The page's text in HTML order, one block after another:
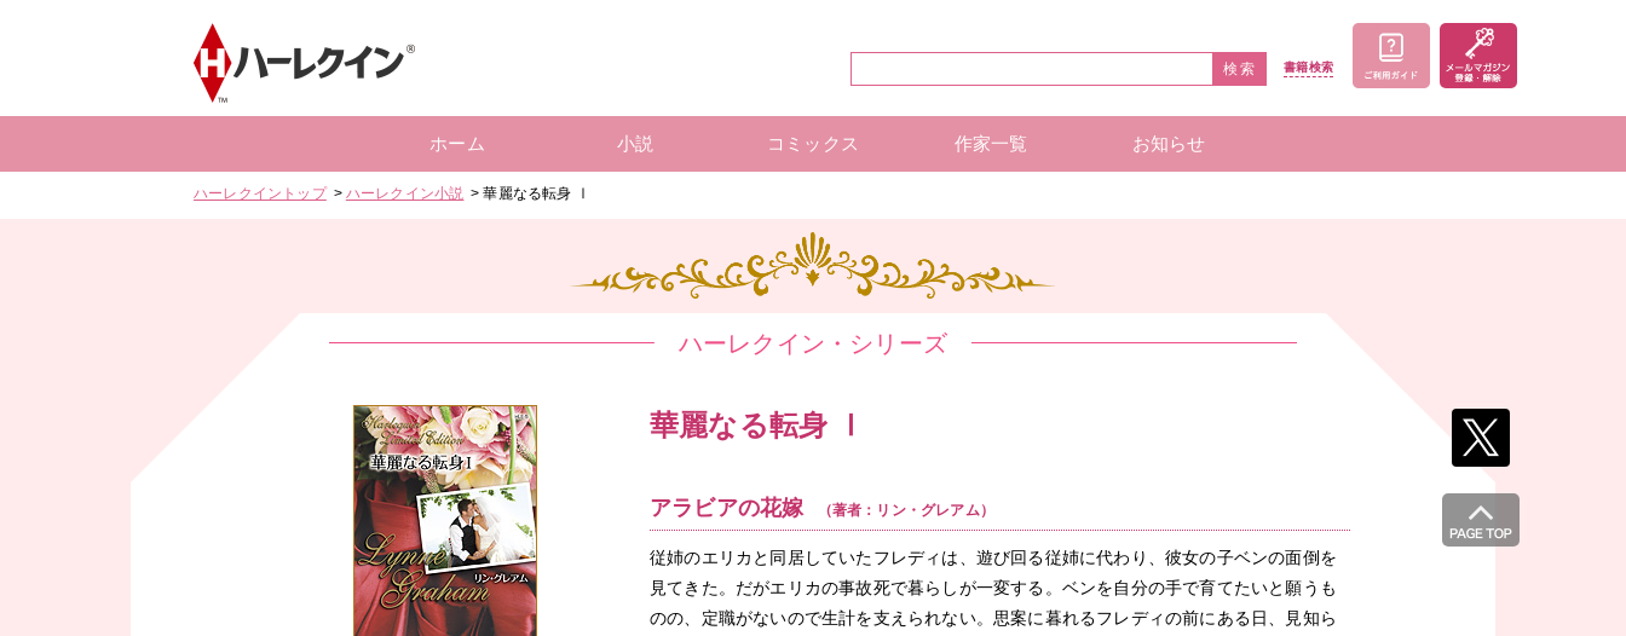
検索 書籍検索
ホーム 小説 コミックス 作家一覧 お知らせ
ハーレクイントップ ハーレクイン小説 華麗なる転身 Ⅰ
ハーレクイン・シリーズ
華麗なる転身 Ⅰ
アラビアの花嫁 （著者：リン・グレアム）
従姉のエリカと同居していたフレディは、遊び回る従姉に代わり、彼女の子ベンの面倒を
見てきた。だがエリカの事故死で暮らしが一変する。ベンを自分の手で育てたいと願うも
のの、定職がないので生計を支えられない。思案に暮れるフレディの前にある日、見知ら